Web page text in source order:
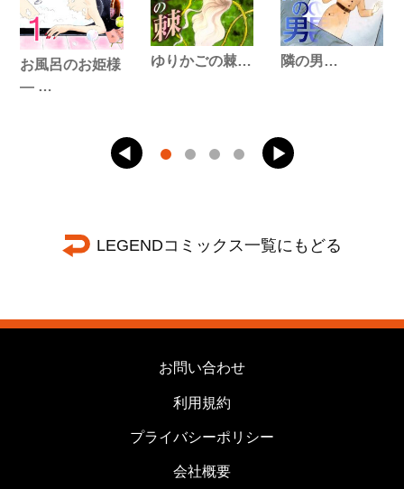
お風呂のお姫様
― …
ゆりかごの棘… 隣の男…
LEGENDコミックス一覧にもどる
お問い合わせ
利用規約
プライバシーポリシー
会社概要